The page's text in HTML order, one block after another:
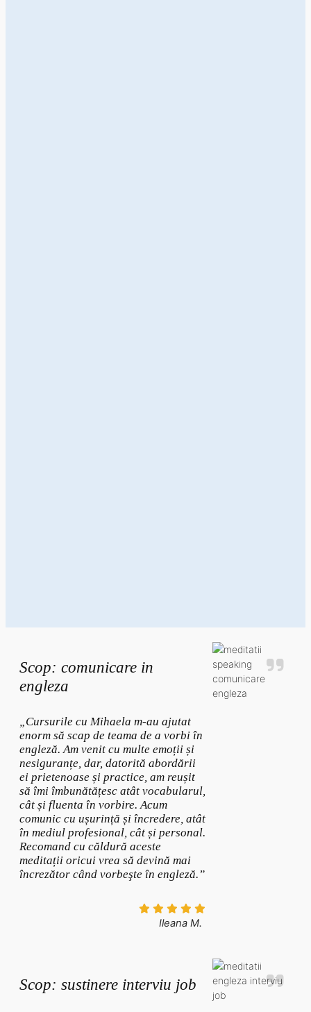
Scop: comunicare in
engleza
„Cursurile cu Mihaela m-au ajutat
enorm să scap de teama de a vorbi în
engleză. Am venit cu multe emoții și
nesiguranțe, dar, datorită abordării
ei prietenoase și practice, am reușit
să îmi îmbunătățesc atât vocabularul,
cât și fluenta în vorbire. Acum
comunic cu ușurință și încredere, atât
în mediul profesional, cât și personal.
Recomand cu căldură aceste
meditații oricui vrea să devină mai
încrezător când vorbeşte în engleză.”
Ileana M.
Scop: sustinere interviu job